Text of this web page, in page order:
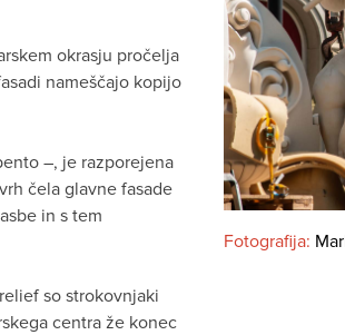
okrasju pročelja
nameščajo kopijo
–, je razporejena
čela glavne fasade
in s tem
so strokovnjaki
centra že konec
Fotografija: